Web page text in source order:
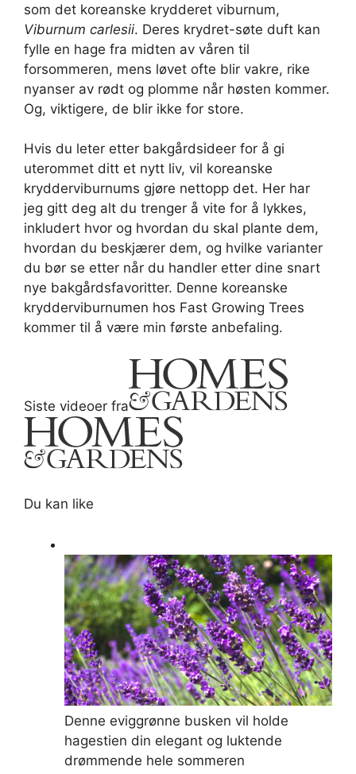
som det koreanske krydderet viburnum,
Viburnum carlesii. Deres krydret-søte duft kan
fylle en hage fra midten av våren til
forsommeren, mens løvet ofte blir vakre, rike
nyanser av rødt og plomme når høsten kommer.
Og, viktigere, de blir ikke for store.
Hvis du leter etter bakgårdsideer for å gi
uterommet ditt et nytt liv, vil koreanske
krydderviburnums gjøre nettopp det. Her har
jeg gitt deg alt du trenger å vite for å lykkes,
inkludert hvor og hvordan du skal plante dem,
hvordan du beskjærer dem, og hvilke varianter
du bør se etter når du handler etter dine snart
nye bakgårdsfavoritter. Denne koreanske
krydderviburnumen hos Fast Growing Trees
kommer til å være min første anbefaling.
Siste videoer fra
Du kan like
Denne eviggrønne busken vil holde
hagestien din elegant og luktende
drømmende hele sommeren